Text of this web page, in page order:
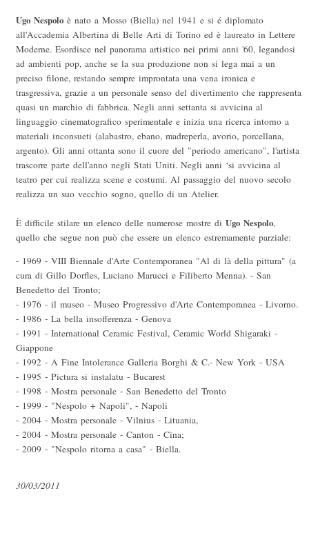
Ugo Nespolo è nato a Mosso (Biella) nel 1941 e si é diplomato
all'Accademia Albertina di Belle Arti di Torino ed è laureato in Lettere
Moderne. Esordisce nel panorama artistico nei primi anni '60, legandosi
ad ambienti pop, anche se la sua produzione non si lega mai a un
preciso filone, restando sempre improntata una vena ironica e
trasgressiva, grazie a un personale senso del divertimento che rappresenta
quasi un marchio di fabbrica. Negli anni settanta si avvicina al
linguaggio cinematografico sperimentale e inizia una ricerca intorno a
materiali inconsueti (alabastro, ebano, madreperla, avorio, porcellana,
argento). Gli anni ottanta sono il cuore del "periodo americano", l'artista
trascorre parte dell'anno negli Stati Uniti. Negli anni ‘si avvicina al
teatro per cui realizza scene e costumi. Al passaggio del nuovo secolo
realizza un suo vecchio sogno, quello di un Atelier.
È difficile stilare un elenco delle numerose mostre di Ugo Nespolo,
quello che segue non può che essere un elenco estremamente parziale:
- 1969 - VIII Biennale d'Arte Contemporanea "Al di là della pittura" (a
cura di Gillo Dorfles, Luciano Marucci e Filiberto Menna). - San
Benedetto del Tronto;
- 1976 - il museo - Museo Progressivo d'Arte Contemporanea - Livorno.
- 1986 - La bella insofferenza - Genova
- 1991 - International Ceramic Festival, Ceramic World Shigaraki -
Giappone
- 1992 - A Fine Intolerance Galleria Borghi & C.- New York - USA
- 1995 - Pictura si instalatu - Bucarest
- 1998 - Mostra personale - San Benedetto del Tronto
- 1999 - "Nespolo + Napoli", - Napoli
- 2004 - Mostra personale - Vilnius - Lituania,
- 2004 - Mostra personale - Canton - Cina;
- 2009 - "Nespolo ritorna a casa" - Biella.
30/03/2011